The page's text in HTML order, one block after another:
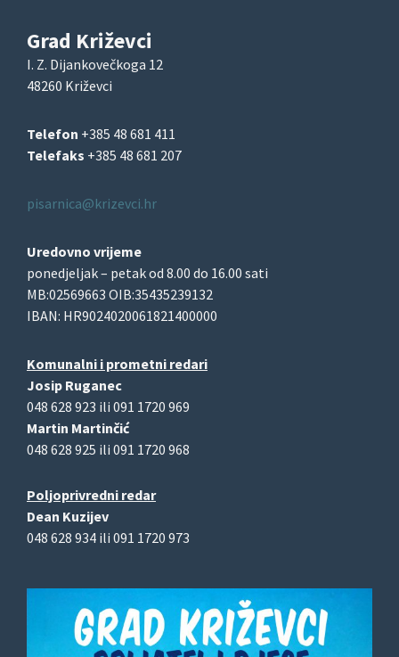
Grad Križevci
I. Z. Dijankovečkoga 12
48260 Križevci
Telefon +385 48 681 411
Telefaks +385 48 681 207
pisarnica@krizevci.hr
Uredovno vrijeme
ponedjeljak – petak od 8.00 do 16.00 sati
MB:02569663 OIB:35435239132
IBAN: HR9024020061821400000
Komunalni i prometni redari
Josip Ruganec
048 628 923 ili 091 1720 969
Martin Martinčić
048 628 925 ili 091 1720 968
Poljoprivredni redar
Dean Kuzijev
048 628 934 ili 091 1720 973